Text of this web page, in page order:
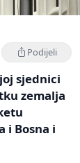
Podijeli
sjednici
zemalja
i Bosna i